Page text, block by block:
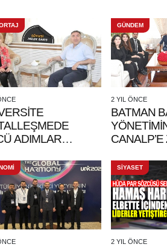
ADIMLAR
GÜNDEM
2 YIL ÖNCE
BATMAN
SİYASET
2 YIL ÖNCE